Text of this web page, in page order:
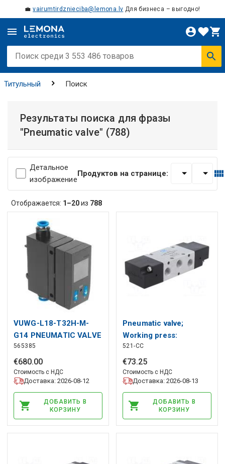
💼vairumtirdznieciba@lemona.lv Для бизнеса – выгодно!
Титульный Поиск
Результаты поиска для фразы
"Pneumatic valve" (788)
Детальное
изображение
Продуктов на странице:
Отображается: 1–20из 788
VUWG-L18-T32H-M-
G14 PNEUMATIC VALVE
565385
€680.00
Стоимость с НДС
Доставка: 2026-08-12
ДОБАВИТЬ В
КОРЗИНУ
Pneumatic valve;
Working press:
-0.9÷10bar; 5/2 bistable
PNEUMAT
521-CC
€73.25
Стоимость с НДС
Доставка: 2026-08-13
ДОБАВИТЬ В
КОРЗИНУ